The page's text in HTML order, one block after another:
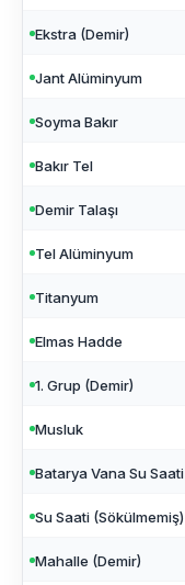
Ekstra (Demir)
Jant Alüminyum
Soyma Bakır
Bakır Tel
Demir Talaşı
Tel Alüminyum
Titanyum
Elmas Hadde
1. Grup (Demir)
Musluk
Batarya Vana Su Saati
Su Saati (Sökülmemiş)
Mahalle (Demir)